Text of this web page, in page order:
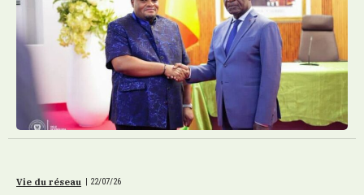
Vie du réseau | 22/07/26